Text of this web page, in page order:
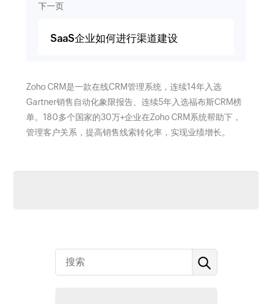
下一页
SaaS企业如何进行渠道建设
Zoho CRM是一款在线CRM管理系统，连续14年入选
Gartner销售自动化象限报告、连续5年入选福布斯CRM榜
单。180多个国家的30万+企业在Zoho CRM系统帮助下，
管理客户关系，提高销售线索转化率，实现业绩增长。